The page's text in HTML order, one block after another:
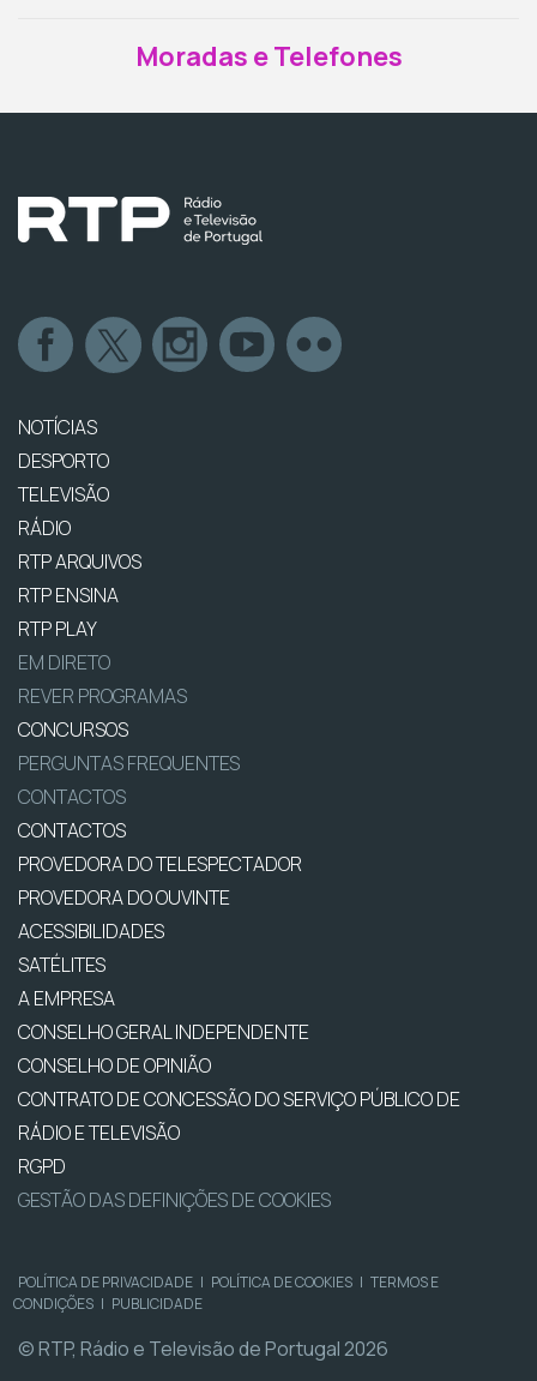
Moradas e Telefones
NOTÍCIAS
DESPORTO
TELEVISÃO
RÁDIO
RTP ARQUIVOS
RTP ENSINA
RTP PLAY
EM DIRETO
REVER PROGRAMAS
CONCURSOS
PERGUNTAS FREQUENTES
CONTACTOS
CONTACTOS
PROVEDORA DO TELESPECTADOR
PROVEDORA DO OUVINTE
ACESSIBILIDADES
SATÉLITES
A EMPRESA
CONSELHO GERAL INDEPENDENTE
CONSELHO DE OPINIÃO
CONTRATO DE CONCESSÃO DO SERVIÇO PÚBLICO DE
RÁDIO E TELEVISÃO
RGPD
GESTÃO DAS DEFINIÇÕES DE COOKIES
POLÍTICA DE PRIVACIDADE | POLÍTICA DE COOKIES | TERMOS E
CONDIÇÕES | PUBLICIDADE
© RTP, Rádio e Televisão de Portugal 2026